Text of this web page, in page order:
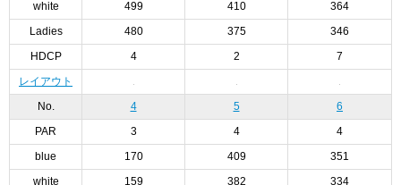
white 499 410 364
Ladies 480 375 346
HDCP 4 2 7
レイアウト
No. 4 5 6
PAR 3 4 4
blue 170 409 351
white 159 382 334